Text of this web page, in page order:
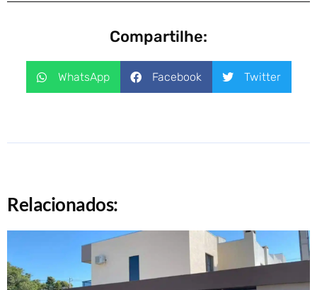
Compartilhe:
WhatsApp Facebook Twitter
Relacionados: